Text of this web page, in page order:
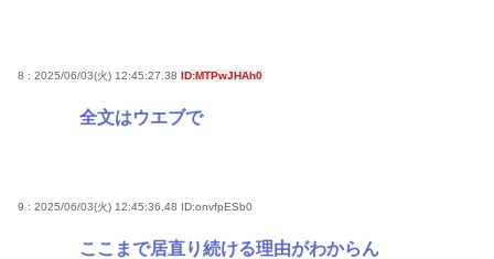
8 : 2025/06/03(火) 12:45:27.38 ID:MTPwJHAh0
全文はウエブで
9 : 2025/06/03(火) 12:45:36.48 ID:onvfpESb0
ここまで居直り続ける理由がわからん